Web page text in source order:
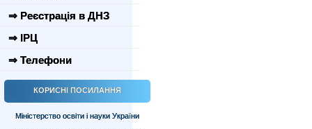
⇒ Реєстрація в ДНЗ
⇒ ІРЦ
⇒ Телефони
КОРИСНІ ПОСИЛАННЯ
Міністерство освіти і науки України